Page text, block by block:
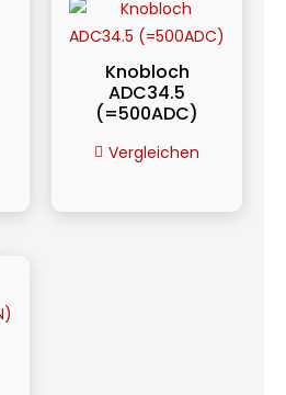
Knobloch
ADC34.5
(=500ADC)
Vergleichen